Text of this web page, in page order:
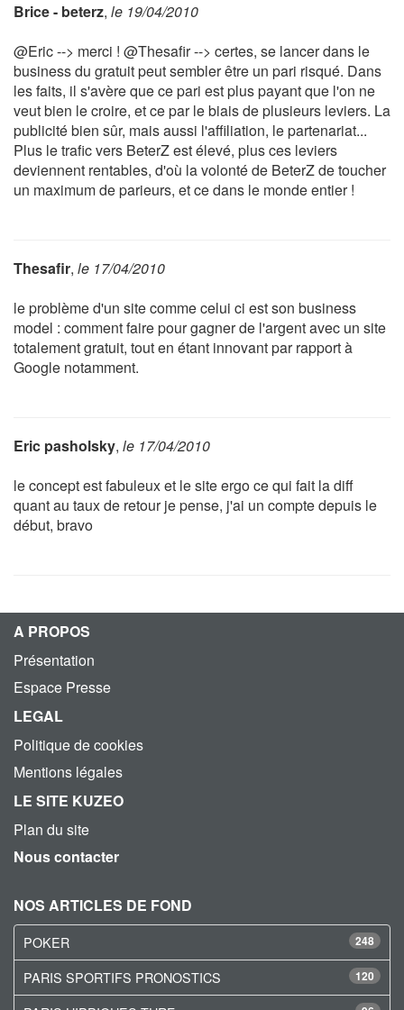
Brice - beterz, le 19/04/2010
@Eric --> merci ! @Thesafir --> certes, se lancer dans le
business du gratuit peut sembler être un pari risqué. Dans
les faits, il s'avère que ce pari est plus payant que l'on ne
veut bien le croire, et ce par le biais de plusieurs leviers. La
publicité bien sûr, mais aussi l'affiliation, le partenariat...
Plus le trafic vers BeterZ est élevé, plus ces leviers
deviennent rentables, d'où la volonté de BeterZ de toucher
un maximum de parieurs, et ce dans le monde entier !
Thesafir, le 17/04/2010
le problème d'un site comme celui ci est son business
model : comment faire pour gagner de l'argent avec un site
totalement gratuit, tout en étant innovant par rapport à
Google notamment.
Eric pasholsky, le 17/04/2010
le concept est fabuleux et le site ergo ce qui fait la diff
quant au taux de retour je pense, j'ai un compte depuis le
début, bravo
A PROPOS
Présentation
Espace Presse
LEGAL
Politique de cookies
Mentions légales
LE SITE KUZEO
Plan du site
Nous contacter
NOS ARTICLES DE FOND
248
POKER
120
PARIS SPORTIFS PRONOSTICS